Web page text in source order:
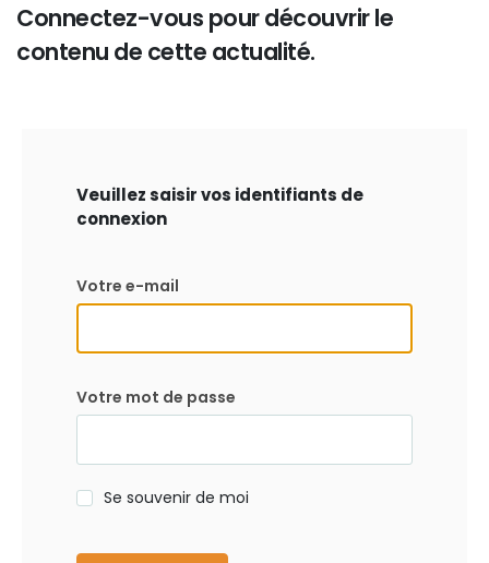
Connectez-vous pour découvrir le
contenu de cette actualité.
Veuillez saisir vos identifiants de
connexion
Votre e-mail
Votre mot de passe
Se souvenir de moi